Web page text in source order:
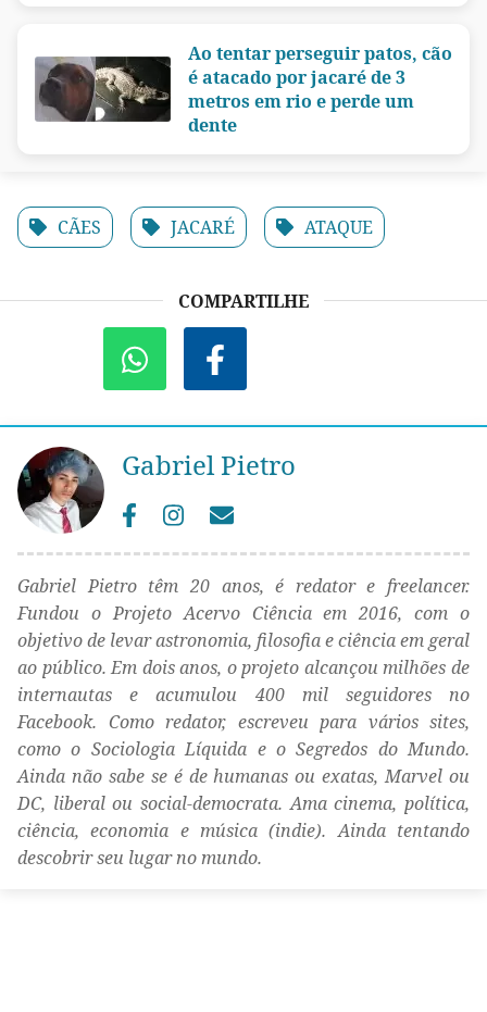
Ao tentar perseguir patos, cão
é atacado por jacaré de 3
metros em rio e perde um
dente
CÃES JACARÉ ATAQUE
COMPARTILHE
Gabriel Pietro
Gabriel Pietro têm 20 anos, é redator e freelancer.
Fundou o Projeto Acervo Ciência em 2016, com o
objetivo de levar astronomia, filosofia e ciência em geral
ao público. Em dois anos, o projeto alcançou milhões de
internautas e acumulou 400 mil seguidores no
Facebook. Como redator, escreveu para vários sites,
como o Sociologia Líquida e o Segredos do Mundo.
Ainda não sabe se é de humanas ou exatas, Marvel ou
DC, liberal ou social-democrata. Ama cinema, política,
ciência, economia e música (indie). Ainda tentando
descobrir seu lugar no mundo.